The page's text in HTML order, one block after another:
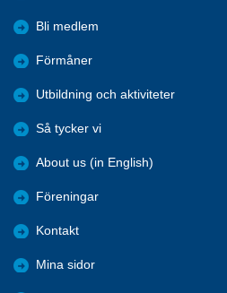
Bli medlem
Förmåner
Utbildning och aktiviteter
Så tycker vi
About us (in English)
Föreningar
Kontakt
Mina sidor